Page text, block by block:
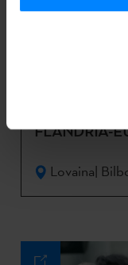
FLANDRIA-
Lovaina|